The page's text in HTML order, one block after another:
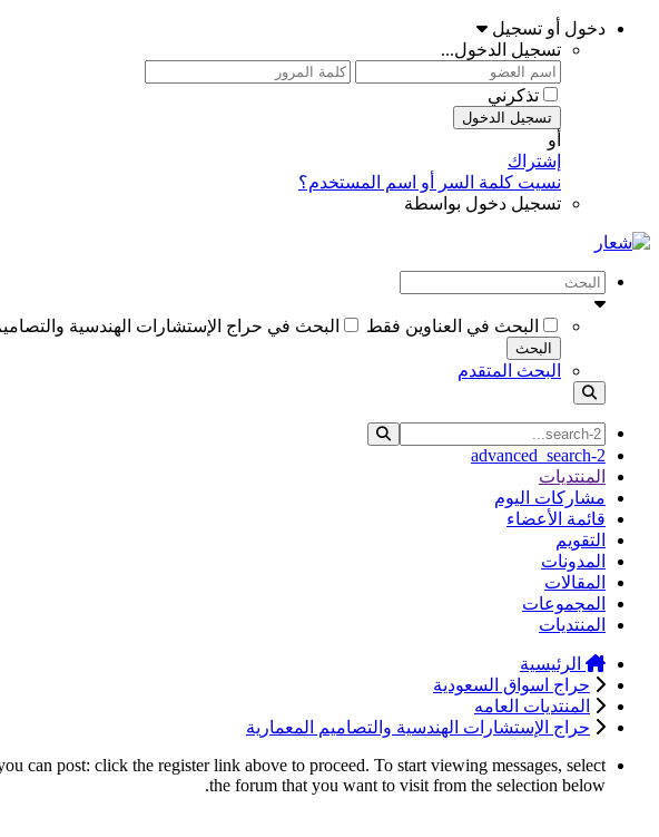
دخول أو تسجيل
تسجيل الدخول...
تذكرني
تسجيل الدخول
أو
إشتراك
نسيت كلمة السر أو اسم المستخدم؟
تسجيل دخول بواسطة
البحث في العناوين فقط البحث في حراج الإستشارات الهندسية
البحث
البحث المتقدم
advanced_search-2
المنتديات
مشاركات اليوم
قائمة الأعضاء
التقويم
المدونات
المقالات
المجموعات
المنتديات
الرئيسية
حراج اسواق السعودية
المنتديات العامه
حراج الإستشارات الهندسية والتصاميم المعمارية
can post: click the register link above to proceed. To start viewing messages, select
the forum that you want to visit from the selection below.